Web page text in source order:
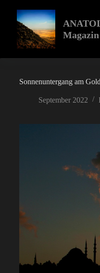
springen
Magazin
Sonnenuntergang am
September 2022